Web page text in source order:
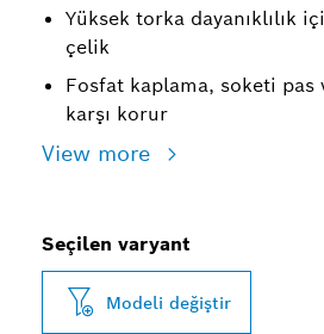
Yüksek torka dayanıklılık
çelik
Fosfat kaplama, soketi pas
karşı korur
View more
Seçilen varyant
Modeli değiştir